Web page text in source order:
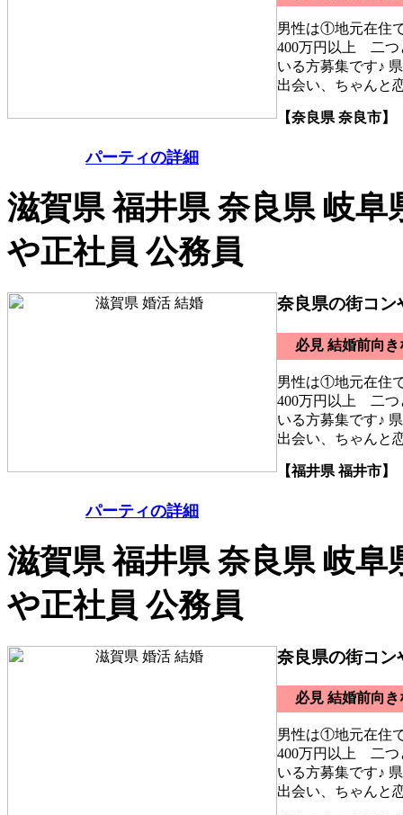
男性は①地元在住
400万円以上 二つ
いる方募集です♪
出会い、ちゃんと
【奈良県 奈良市】
パーティの詳細
滋賀県 福井県 奈良県 岐
や正社員 公務員
奈良県の街コン
必見 結婚前向
男性は①地元在住
400万円以上 二つ
いる方募集です♪
出会い、ちゃんと
【福井県 福井市】
パーティの詳細
滋賀県 福井県 奈良県 岐
や正社員 公務員
奈良県の街コン
必見 結婚前向
男性は①地元在住
400万円以上 二つ
いる方募集です♪
出会い、ちゃんと